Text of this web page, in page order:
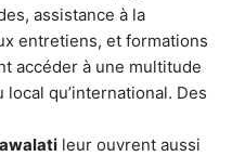
assistance à la
entretiens, et formations
accéder à une multitude
local qu’international. Des
leur ouvrent aussi